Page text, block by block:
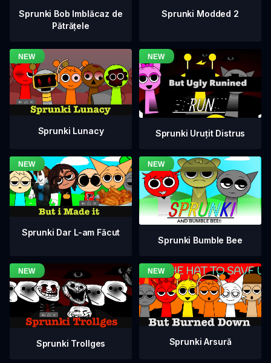
Sprunki Bob Imblăcaz de
Pătrățele
Sprunki Modded 2
Sprunki Lunacy Sprunki Uruțit Distrus
Sprunki Dar L-am Făcut
Sprunki Bumble Bee
Sprunki Trollges Sprunki Arsură